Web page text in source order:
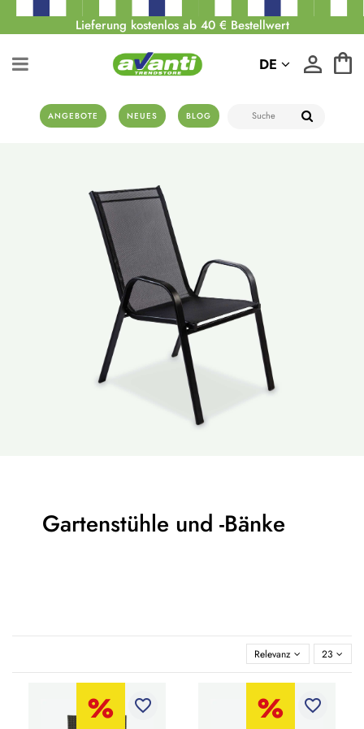
Lieferung kostenlos ab 40 € Bestellwert
ANGEBOTE NEUES BLOG
DE
Gartenstühle und -Bänke
Relevanz 23
favorite_border favorite_border